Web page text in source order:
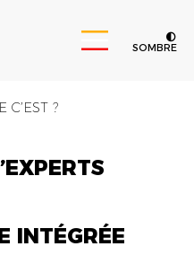
SOMBRE
C’EST ?
INTÉGRÉE